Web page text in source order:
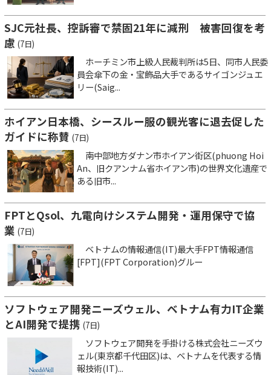
SJC元社長、控訴審で禁固21年に減刑 被害回復を考
慮 (7日)
ホーチミン市上級人民裁判所は5日、同市人民委
員会傘下の金・宝飾品大手であるサイゴンジュエ
リー(Saig...
ホイアン日本橋、シースルー服の観光客に退去促した
ガイドに称賛 (7日)
南中部地方ダナン市ホイアン街区(phuong Hoi
An、旧クアンナム省ホイアン市)の世界文化遺産で
ある旧市...
FPTとQsol、九電向けシステム開発・運用保守で協
業 (7日)
ベトナムの情報通信(IT)最大手FPT情報通信
[FPT](FPT Corporation)グルー
ソフトウェア開発ニーズウェル、ベトナム有力IT企業
とAI開発で提携 (7日)
ソフトウェア開発を手掛ける株式会社ニーズウ
ェル(東京都千代田区)は、ベトナムを代表する情
報技術(IT)...